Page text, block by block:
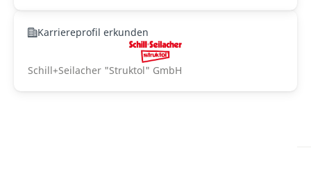
Karriereprofil erkunden
Schill+Seilacher "Struktol" GmbH